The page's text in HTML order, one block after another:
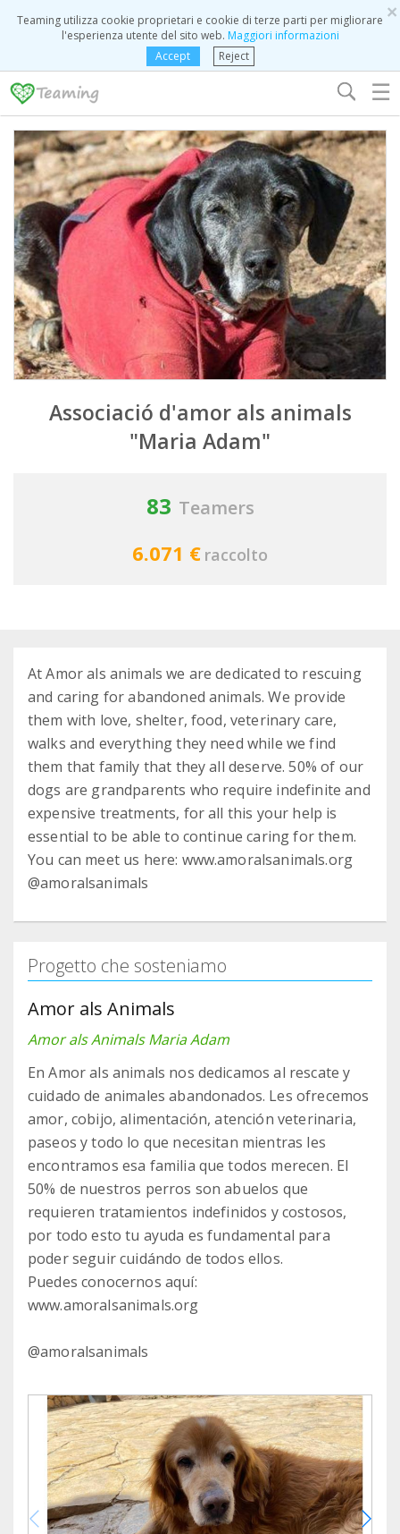
×
Teaming utilizza cookie proprietari e cookie di terze parti per migliorare
l'esperienza utente del sito web. Maggiori informazioni
Accept
Reject
☰
Associació d'amor als animals
"Maria Adam"
83 Teamers
6.071 € raccolto
At Amor als animals we are dedicated to rescuing
and caring for abandoned animals. We provide
them with love, shelter, food, veterinary care,
walks and everything they need while we find
them that family that they all deserve. 50% of our
dogs are grandparents who require indefinite and
expensive treatments, for all this your help is
essential to be able to continue caring for them.
You can meet us here: www.amoralsanimals.org
@amoralsanimals
Progetto che sosteniamo
Amor als Animals
Amor als Animals Maria Adam
En Amor als animals nos dedicamos al rescate y
cuidado de animales abandonados. Les ofrecemos
amor, cobijo, alimentación, atención veterinaria,
paseos y todo lo que necesitan mientras les
encontramos esa familia que todos merecen. El
50% de nuestros perros son abuelos que
requieren tratamientos indefinidos y costosos,
por todo esto tu ayuda es fundamental para
poder seguir cuidándo de todos ellos.
Puedes conocernos aquí:
www.amoralsanimals.org
@amoralsanimals